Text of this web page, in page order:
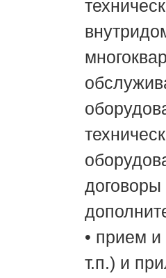
• прием
т.п.) и